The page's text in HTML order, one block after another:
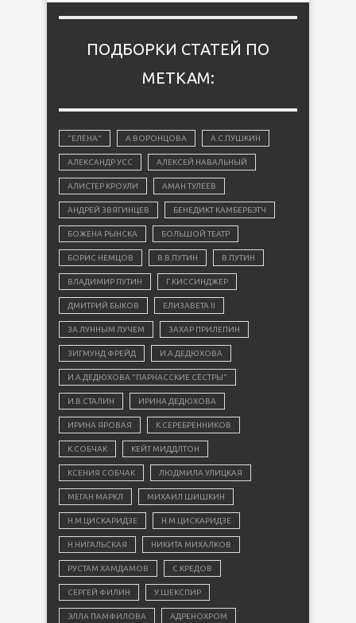
ПОДБОРКИ СТАТЕЙ ПО
МЕТКАМ:
"ЕЛЕНА" А.ВОРОНЦОВА А.С.ПУШКИН
АЛЕКСАНДР УСС АЛЕКСЕЙ НАВАЛЬНЫЙ
АЛИСТЕР КРОУЛИ АМАН ТУЛЕЕВ
АНДРЕЙ ЗВЯГИНЦЕВ БЕНЕДИКТ КАМБЕРБЭТЧ
БОЖЕНА РЫНСКА БОЛЬШОЙ ТЕАТР
БОРИС НЕМЦОВ В.В.ПУТИН В.ПУТИН
ВЛАДИМИР ПУТИН Г.КИССИНДЖЕР
ДМИТРИЙ БЫКОВ ЕЛИЗАВЕТА II
ЗА ЛУННЫМ ЛУЧЕМ ЗАХАР ПРИЛЕПИН
ЗИГМУНД ФРЕЙД И.А.ДЕДЮХОВА
И.А.ДЕДЮХОВА "ПАРНАССКИЕ СЁСТРЫ"
И.В.СТАЛИН ИРИНА ДЕДЮХОВА
ИРИНА ЯРОВАЯ К.СЕРЕБРЕННИКОВ
К.СОБЧАК КЕЙТ МИДДЛТОН
КСЕНИЯ СОБЧАК ЛЮДМИЛА УЛИЦКАЯ
МЕГАН МАРКЛ МИХАИЛ ШИШКИН
Н.М.ЦИСКАРИДЗЕ Н.М.ЦИСКАРИДЗЕ
Н.НИГАЛЬСКАЯ НИКИТА МИХАЛКОВ
РУСТАМ ХАМДАМОВ С.КРЕДОВ
СЕРГЕЙ ФИЛИН У.ШЕКСПИР
ЭЛЛА ПАМФИЛОВА АДРЕНОХРОМ